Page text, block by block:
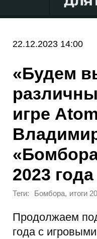
22.12.2023 14:00
«Будем
игре
2023 года
Теги: Бомбора, итоги
Продолжаем
года с